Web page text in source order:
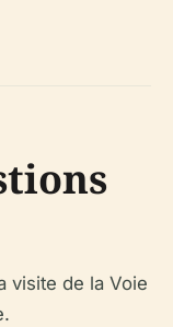
visite de la Voie